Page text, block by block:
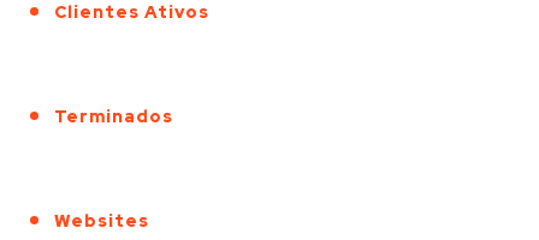
Clientes Ativos
Terminados
Websites